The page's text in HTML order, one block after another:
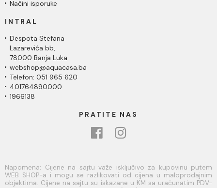
Načini isporuke
INTRAL
Despota Stefana
Lazarevića bb,
78000 Banja Luka
webshop@aquacasa.ba
Telefon: 051 965 620
401764890000
1966138
PRATITE NAS
Napomena: Cijene na sajtu važe isključivo za kupovinu putem
WEB SHOP-a i mogu se razlikovati od cijena u maloprodajnim
objektima. Cijene na sajtu su iskazane u KM sa uračunatim PDV-